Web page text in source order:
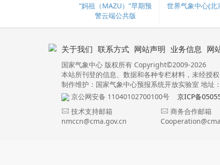
“妈祖（MAZU）”早期预
警云端公共版
世界气象中心(北
关于我们 联系方式 网站声明 业务信息 网
国家气象中心 版权所有 Copyright©2009-2026
本站所刊登的信息、数据和各种专栏材料，未经授
制作维护：国家气象中心预报系统开放实验室 地址
京公网安备 11040102700100号
京ICP备
技术支持邮箱
nmccn@cma.gov.cn
商务合作邮箱